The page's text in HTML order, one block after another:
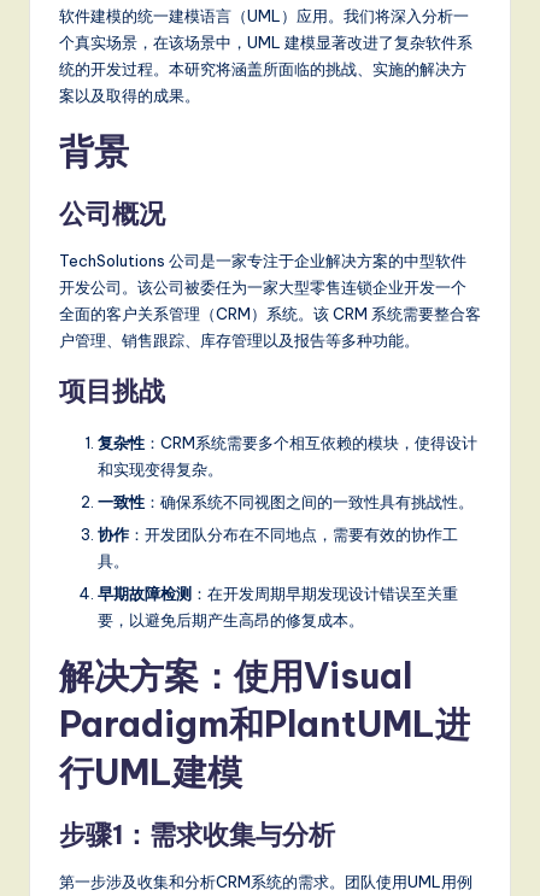
软件建模的统一建模语言（UML）应用。我们将深入分析一
个真实场景，在该场景中，UML 建模显著改进了复杂软件系
统的开发过程。本研究将涵盖所面临的挑战、实施的解决方
案以及取得的成果。
背景
公司概况
TechSolutions 公司是一家专注于企业解决方案的中型软件
开发公司。该公司被委任为一家大型零售连锁企业开发一个
全面的客户关系管理（CRM）系统。该 CRM 系统需要整合客
户管理、销售跟踪、库存管理以及报告等多种功能。
项目挑战
复杂性 ：CRM系统需要多个相互依赖的模块，使得设计
和实现变得复杂。
一致性 ：确保系统不同视图之间的一致性具有挑战性。
协作 ：开发团队分布在不同地点，需要有效的协作工
具。
早期故障检测 ：在开发周期早期发现设计错误至关重
要，以避免后期产生高昂的修复成本。
解决方案：使用Visual
Paradigm和PlantUML进
行UML建模
步骤1：需求收集与分析
第一步涉及收集和分析CRM系统的需求。团队使用UML用例